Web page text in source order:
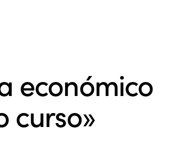
económico
curso»